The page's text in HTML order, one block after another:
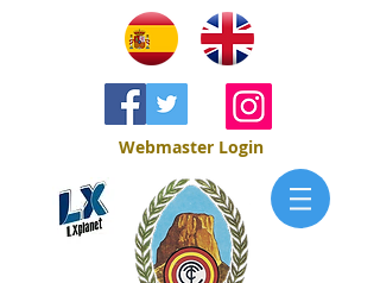
Webmaster Login